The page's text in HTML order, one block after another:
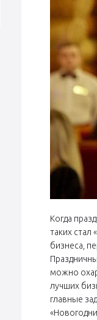
Когда
таких стал
бизнеса,
можно
лучших
главные